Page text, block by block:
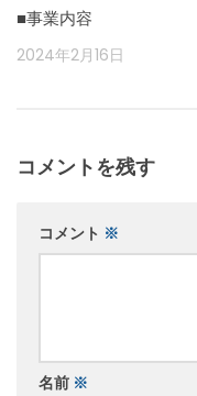
■事業内容
2024年2月16日
コメントを残す
コメント ※
名前 ※